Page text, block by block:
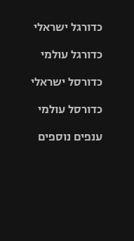
כדורגל ישראלי
גביע הטוטו
כדורגל עולמי
האלופות
ליגה
כדורסל ישראלי
סל
כדורסל עולמי
ענפים נוספים